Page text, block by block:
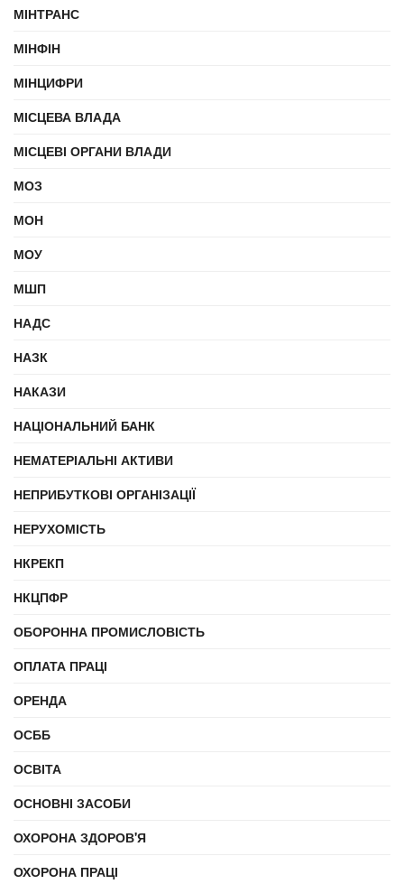
МІНТРАНС
МІНФІН
МІНЦИФРИ
МІСЦЕВА ВЛАДА
МІСЦЕВІ ОРГАНИ ВЛАДИ
МОЗ
МОН
МОУ
МШП
НАДС
НАЗК
НАКАЗИ
НАЦІОНАЛЬНИЙ БАНК
НЕМАТЕРІАЛЬНІ АКТИВИ
НЕПРИБУТКОВІ ОРГАНІЗАЦІЇ
НЕРУХОМІСТЬ
НКРЕКП
НКЦПФР
ОБОРОННА ПРОМИСЛОВІСТЬ
ОПЛАТА ПРАЦІ
ОРЕНДА
ОСББ
ОСВІТА
ОСНОВНІ ЗАСОБИ
ОХОРОНА ЗДОРОВ'Я
ОХОРОНА ПРАЦІ